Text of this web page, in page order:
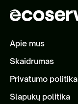
Apie mus
Skaidrumas
Privatumo politika
Slapukų politika